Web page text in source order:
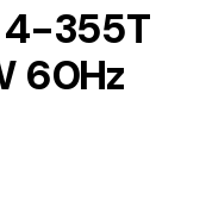
4-355T
60Hz